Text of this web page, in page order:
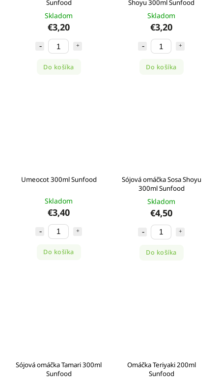
Sunfood
Skladom
€3,20
Do košíka
Shoyu 300ml Sunfood
Skladom
€3,20
Do košíka
Umeocot 300ml Sunfood
Skladom
€3,40
Do košíka
Sójová omáčka Sosa Shoyu
300ml Sunfood
Skladom
€4,50
Do košíka
Sójová omáčka Tamari 300ml
Sunfood
Omáčka Teriyaki 200ml
Sunfood